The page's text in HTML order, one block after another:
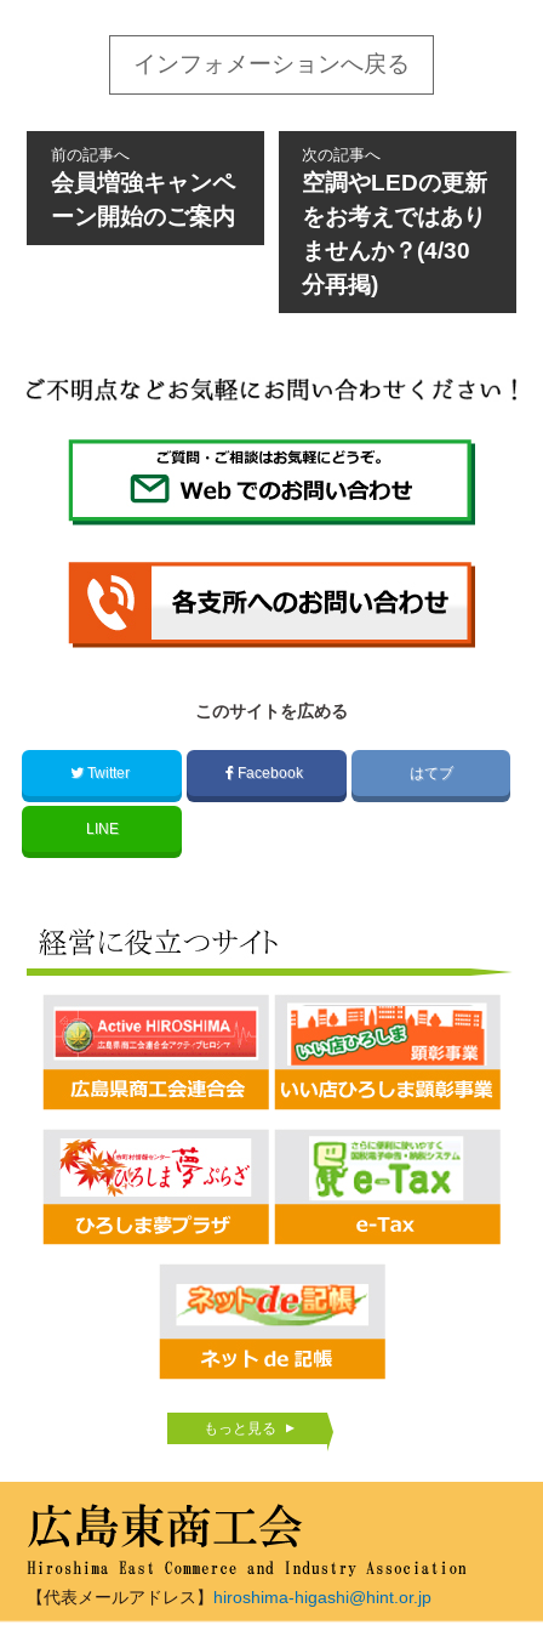
インフォメーションへ戻る
前の記事へ
会員増強キャンペ
ーン開始のご案内
次の記事へ
空調やLEDの更新
をお考えではあり
ませんか？(4/30
分再掲)
このサイトを広める
Twitter Facebook はてブ
LINE
もっと見る
【代表メールアドレス】 hiroshima-higashi@hint.or.jp